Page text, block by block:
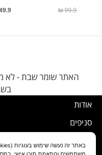
₪ 99.9 ₪
האתר שומר שבת - לא
אודות
סניפים